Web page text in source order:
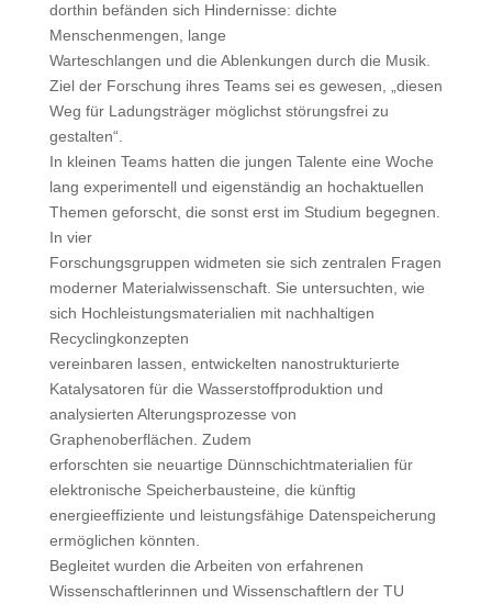
dorthin befänden sich Hindernisse: dichte
Menschenmengen, lange
Warteschlangen und die Ablenkungen durch die Musik.
Ziel der Forschung ihres Teams sei es gewesen, „diesen
Weg für Ladungsträger möglichst störungsfrei zu
gestalten“.
In kleinen Teams hatten die jungen Talente eine Woche
lang experimentell und eigenständig an hochaktuellen
Themen geforscht, die sonst erst im Studium begegnen.
In vier
Forschungsgruppen widmeten sie sich zentralen Fragen
moderner Materialwissenschaft. Sie untersuchten, wie
sich Hochleistungsmaterialien mit nachhaltigen
Recyclingkonzepten
vereinbaren lassen, entwickelten nanostrukturierte
Katalysatoren für die Wasserstoffproduktion und
analysierten Alterungsprozesse von
Graphenoberflächen. Zudem
erforschten sie neuartige Dünnschichtmaterialien für
elektronische Speicherbausteine, die künftig
energieeffiziente und leistungsfähige Datenspeicherung
ermöglichen könnten.
Begleitet wurden die Arbeiten von erfahrenen
Wissenschaftlerinnen und Wissenschaftlern der TU